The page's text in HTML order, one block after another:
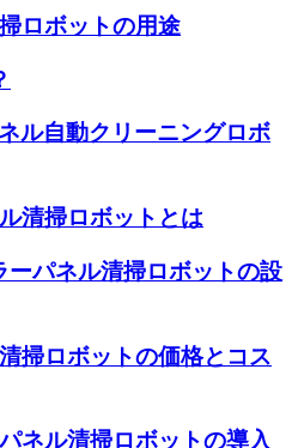
ロボットの用途
ル自動クリーニングロボ
清掃ロボットとは
パネル清掃ロボットの設
掃ロボットの価格とコス
ネル清掃ロボットの導入